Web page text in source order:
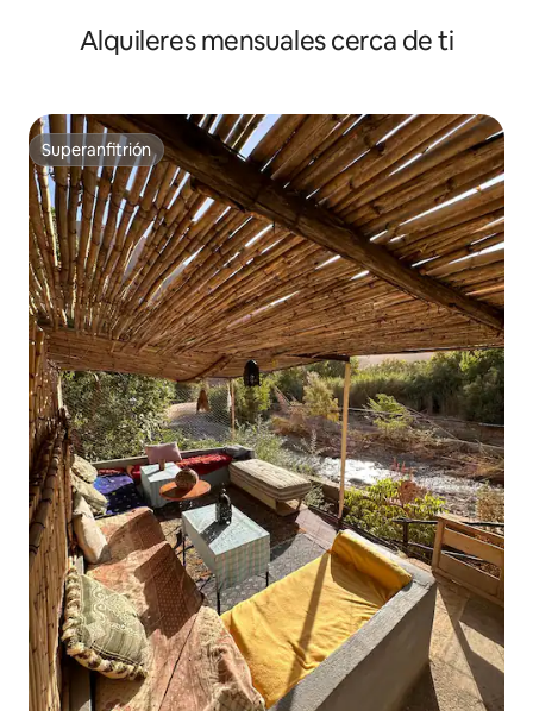
Alquileres mensuales cerca de ti
Superanfitrión
Superanfitrión